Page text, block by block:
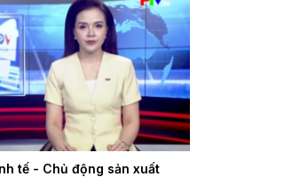
tế - Chủ động sản xuất